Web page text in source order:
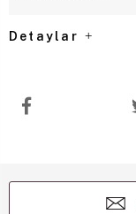
Detaylar